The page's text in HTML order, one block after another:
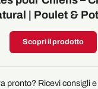
| Poulet &
Scopri il prodotto
pronto? Ricevi consigli